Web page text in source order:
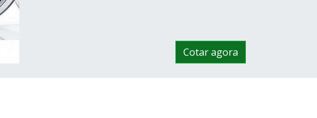
Cotar agora